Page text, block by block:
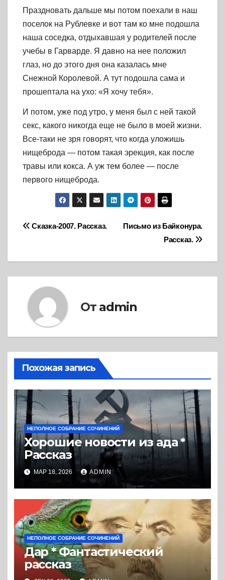
Праздновать дальше мы потом поехали в наш
поселок на Рублевке и вот там ко мне подошла
наша соседка, отдыхавшая у родителей после
учебы в Гарварде. Я давно на нее положил
глаз, но до этого дня она казалась мне
Снежной Королевой. А тут подошла сама и
прошептала на ухо: «Я хочу тебя».
И потом, уже под утро, у меня был с ней такой
секс, какого никогда еще не было в моей жизни.
Все-таки не зря говорят, что когда уложишь
нищеброда — потом такая эрекция, как после
травы или кокса. А уж тем более — после
первого нищеброда.
Навигация
Письмо из Байконура.
Рассказ.
Сказка-2007. Рассказ.
От admin
Похожая запись
НЕПОЛНОЕ СОБРАНИЕ СОЧИНЕНИЙ
Хорошие новости из ада *
Рассказ
МАР 18, 2026 ADMIN
НЕПОЛНОЕ СОБРАНИЕ СОЧИНЕНИЙ
Дар * Фантастический
рассказ